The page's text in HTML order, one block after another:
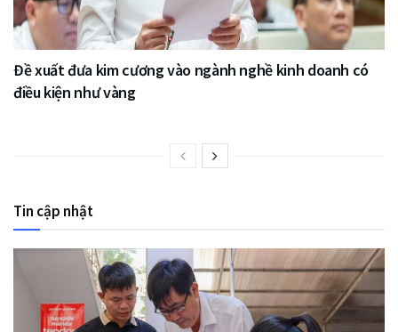
Đề xuất đưa kim cương vào ngành nghề kinh doanh có
điều kiện như vàng
Tin cập nhật